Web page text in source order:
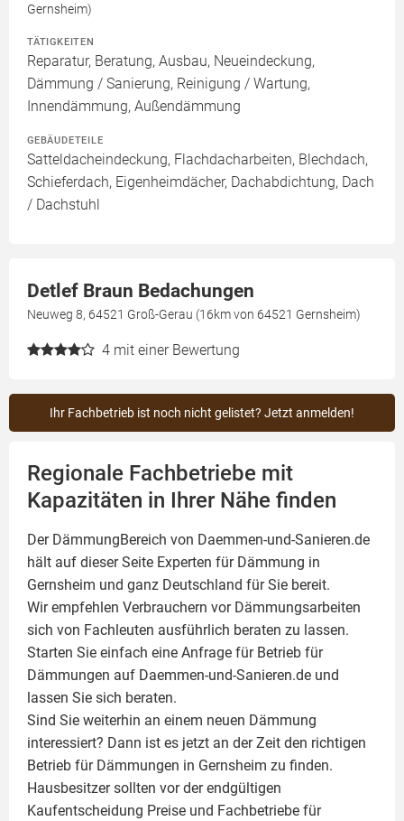
Gernsheim)
TÄTIGKEITEN
Reparatur, Beratung, Ausbau, Neueindeckung,
Dämmung / Sanierung, Reinigung / Wartung,
Innendämmung, Außendämmung
GEBÄUDETEILE
Satteldacheindeckung, Flachdacharbeiten, Blechdach,
Schieferdach, Eigenheimdächer, Dachabdichtung, Dach
/ Dachstuhl
Detlef Braun Bedachungen
Neuweg 8, 64521 Groß-Gerau (16km von 64521 Gernsheim)
4 mit einer Bewertung
Ihr Fachbetrieb ist noch nicht gelistet? Jetzt anmelden!
Regionale Fachbetriebe mit
Kapazitäten in Ihrer Nähe finden
Der DämmungBereich von Daemmen-und-Sanieren.de
hält auf dieser Seite Experten für Dämmung in
Gernsheim und ganz Deutschland für Sie bereit.
Wir empfehlen Verbrauchern vor Dämmungsarbeiten
sich von Fachleuten ausführlich beraten zu lassen.
Starten Sie einfach eine Anfrage für Betrieb für
Dämmungen auf Daemmen-und-Sanieren.de und
lassen Sie sich beraten.
Sind Sie weiterhin an einem neuen Dämmung
interessiert? Dann ist es jetzt an der Zeit den richtigen
Betrieb für Dämmungen in Gernsheim zu finden.
Hausbesitzer sollten vor der endgültigen
Kaufentscheidung Preise und Fachbetriebe für